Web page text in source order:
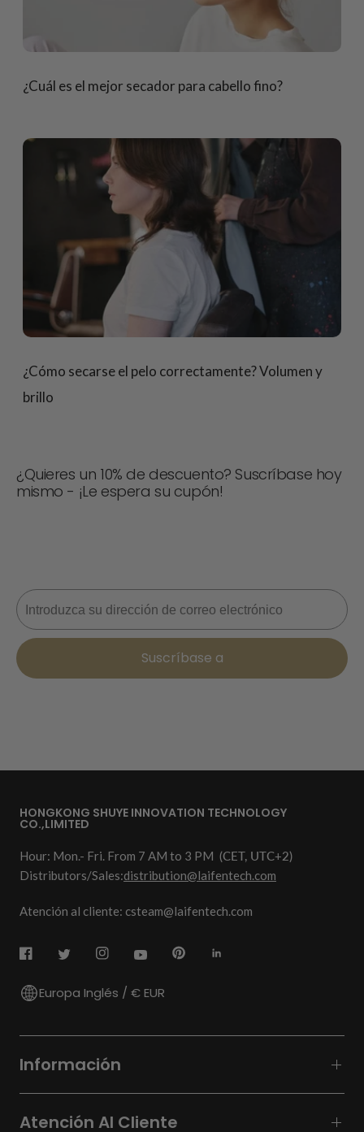
¿Cuál es el mejor secador para cabello fino?
¿Cómo secarse el pelo correctamente? Volumen y
brillo
¿Quieres un 10% de descuento? Suscríbase hoy
mismo - ¡Le espera su cupón!
Correo electrónico
Suscríbase a
HONGKONG SHUYE INNOVATION TECHNOLOGY
CO.,LIMITED
Hour: Mon.- Fri. From 7 AM to 3 PM (CET, UTC+2)
Distributors/Sales:distribution@laifentech.com
Atención al cliente: csteam@laifentech.com
Europa Inglés / € EUR
Información
Atención Al Cliente